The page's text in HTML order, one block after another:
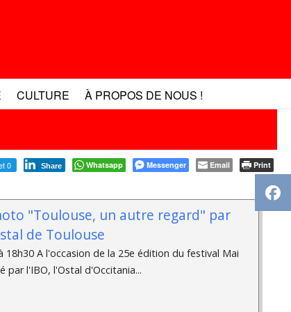
CULTURE À PROPOS DE NOUS !
0 Share Whatsapp Messenger Email Print
"Toulouse, un autre regard" par
de Toulouse
18h30 A l'occasion de la 25e édition du festival Mai
par l'IBO, l'Ostal d'Occitania...